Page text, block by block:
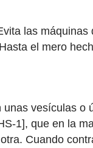
las máquinas
el mero
vesículas o
1], que en la
Cuando